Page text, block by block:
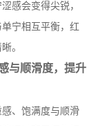
感会变得尖锐，
宁相互平衡，红
。
与顺滑度，提升
、饱满度与顺滑